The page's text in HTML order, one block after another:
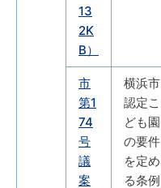
13
2K
B）
市
第1
74
号
議
案
横浜市
認定こ
ども園
の要件
を定め
る条例